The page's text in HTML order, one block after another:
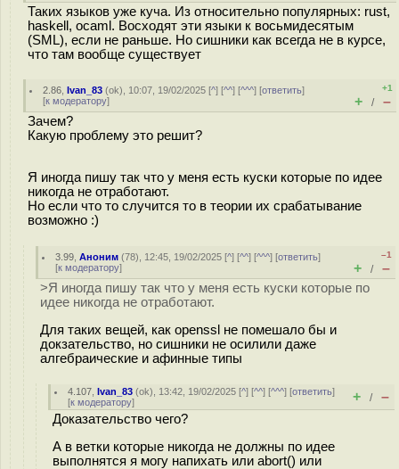
Таких языков уже куча. Из относительно популярных: rust,
haskell, ocaml. Восходят эти языки к восьмидесятым
(SML), если не раньше. Но сишники как всегда не в курсе,
что там вообще существует
2.86 ,Ivan_83 (ok), 10:07, 19/02/2025 [^] [^^] [^^^] [ответить]
[к модератору]
+1
+ / –
Зачем?
Какую проблему это решит?
Я иногда пишу так что у меня есть куски которые по идее
никогда не отработают.
Но если что то случится то в теории их срабатывание
возможно :)
3.99 ,Аноним (78), 12:45, 19/02/2025 [^] [^^] [^^^] [ответить]
[к модератору]
–1
+ / –
>Я иногда пишу так что у меня есть куски которые по
идее никогда не отработают.
Для таких вещей, как openssl не помешало бы и
докзательство, но сишники не осилили даже
алгебраические и афинные типы
4.107 ,Ivan_83 (ok), 13:42, 19/02/2025 [^] [^^] [^^^] [ответить]
[к модератору] + / –
Доказательство чего?
А в ветки которые никогда не должны по идее
выполнятся я могу напихать или abort() или